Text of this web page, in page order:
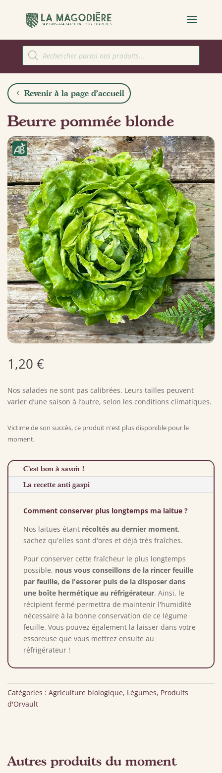
Recherche
de
produits
Revenir à la page d'accueil
Beurre pommée blonde
1,20 €
Nos salades ne sont pas calibrées. Leurs tailles peuvent
varier d’une saison à l’autre, selon les conditions climatiques.
Victime de son succès, ce produit n'est plus disponible pour le
moment.
C'est bon à savoir !
La recette anti gaspi
Comment conserver plus longtemps ma laitue ?
Nos laitues étant récoltés au dernier moment,
sachez qu'elles sont d'ores et déjà très fraîches.
Pour conserver cette fraîcheur le plus longtemps
possible, nous vous conseillons de la rincer feuille
par feuille, de l'essorer puis de la disposer dans
une boîte hermétique au réfrigérateur. Ainsi, le
récipient fermé permettra de maintenir l'humidité
nécessaire à la bonne conservation de ce légume
feuille. Vous pouvez également la laisser dans votre
essoreuse que vous mettrez ensuite au
réfrigérateur !
Catégories : Agriculture biologique, Légumes, Produits
d'Orvault
Autres produits du moment